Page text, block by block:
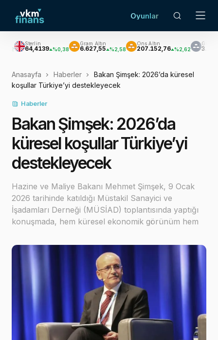
Oyunlar
%0,38 6.627,55 %2,58
Ons Altın
207.152,76 %2,62 3.033,47 %3,60
Anasayfa Haberler
Bakan Şimşek: 2026’da küresel
koşullar Türkiye’yi destekleyecek
Haberler
Bakan Şimşek: 2026’da
küresel koşullar Türkiye’yi
destekleyecek
Hazine ve Maliye Bakanı Mehmet Şimşek, 9 Ocak
2026 tarihinde katıldığı Müstakil Sanayici ve
İşadamları Derneği (MÜSİAD) toplantısında yaptığı
konuşmada, hem küresel ekonomik görünüm hem
açıklamalar…